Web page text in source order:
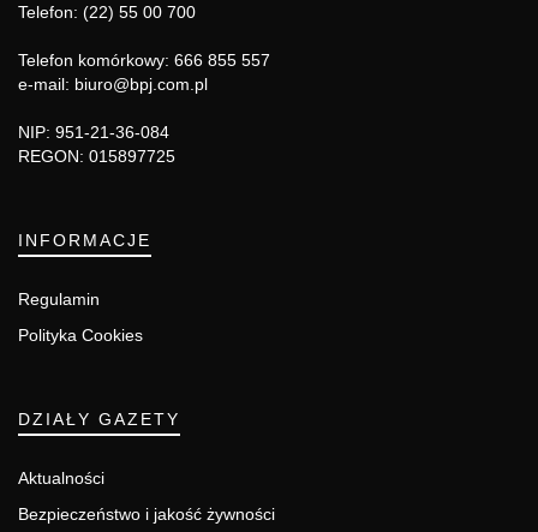
Telefon: (22) 55 00 700
Telefon komórkowy: 666 855 557
e-mail: biuro@bpj.com.pl
NIP: 951-21-36-084
REGON: 015897725
INFORMACJE
Regulamin
Polityka Cookies
DZIAŁY GAZETY
Aktualności
Bezpieczeństwo i jakość żywności